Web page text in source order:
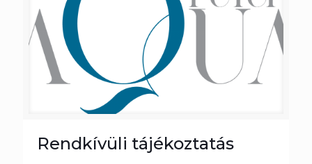
Rendkívüli tájékoztatás